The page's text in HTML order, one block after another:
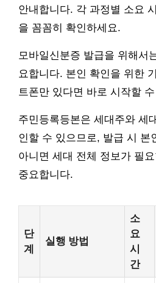
안내합니다. 각 과정별 소요
을 꼼꼼히 확인하세요.
모바일신분증 발급을 위해서
요합니다. 본인 확인을 위한
트폰만 있다면 바로 시작할
주민등록등본은 세대주와 세
인할 수 있으므로, 발급 시 본
아니면 세대 전체 정보가 필
중요합니다.
단
계
실행 방법
소
요
시
간